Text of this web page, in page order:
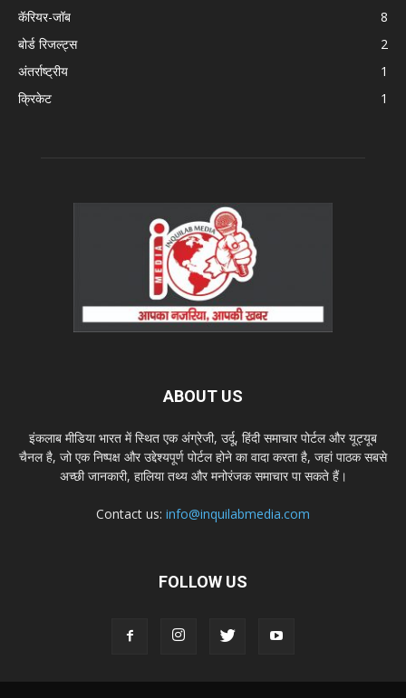
कॅरियर-जॉब
8
बोर्ड रिजल्ट्स
2
अंतर्राष्ट्रीय
1
क्रिकेट
1
ABOUT US
इंकलाब मीडिया भारत में स्थित एक अंग्रेजी, उर्दू, हिंदी समाचार पोर्टल और यूट्यूब
चैनल है, जो एक निष्पक्ष और उद्देश्यपूर्ण पोर्टल होने का वादा करता है, जहां पाठक सबसे
अच्छी जानकारी, हालिया तथ्य और मनोरंजक समाचार पा सकते हैं।
Contact us: info@inquilabmedia.com
FOLLOW US